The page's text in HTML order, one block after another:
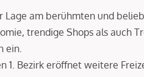
Lage am berühmten und
trendige Shops als auch
ein.
1. Bezirk eröffnet weitere